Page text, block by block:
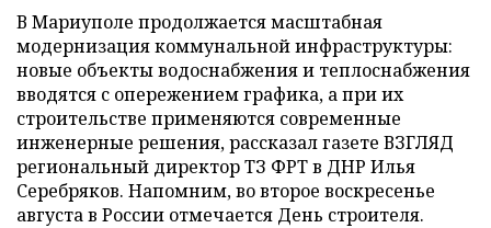
В Мариуполе продолжается масштабная
модернизация коммунальной инфраструктуры:
новые объекты водоснабжения и теплоснабжения
вводятся с опережением графика, а при их
строительстве применяются современные
инженерные решения, рассказал газете ВЗГЛЯД
региональный директор ТЗ ФРТ в ДНР Илья
Серебряков. Напомним, во второе воскресенье
августа в России отмечается День строителя.